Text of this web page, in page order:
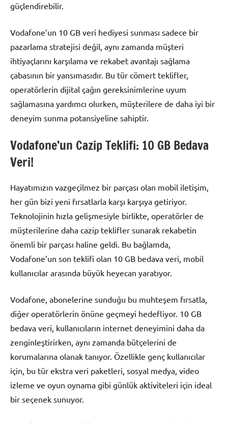
güçlendirebilir.
Vodafone’un 10 GB veri hediyesi sunması sadece bir
pazarlama stratejisi değil, aynı zamanda müşteri
ihtiyaçlarını karşılama ve rekabet avantajı sağlama
çabasının bir yansımasıdır. Bu tür cömert teklifler,
operatörlerin dijital çağın gereksinimlerine uyum
sağlamasına yardımcı olurken, müşterilere de daha iyi bir
deneyim sunma potansiyeline sahiptir.
Vodafone’un Cazip Teklifi: 10 GB Bedava
Veri!
Hayatımızın vazgeçilmez bir parçası olan mobil iletişim,
her gün bizi yeni fırsatlarla karşı karşıya getiriyor.
Teknolojinin hızla gelişmesiyle birlikte, operatörler de
müşterilerine daha cazip teklifler sunarak rekabetin
önemli bir parçası haline geldi. Bu bağlamda,
Vodafone’un son teklifi olan 10 GB bedava veri, mobil
kullanıcılar arasında büyük heyecan yaratıyor.
Vodafone, abonelerine sunduğu bu muhteşem fırsatla,
diğer operatörlerin önüne geçmeyi hedefliyor. 10 GB
bedava veri, kullanıcıların internet deneyimini daha da
zenginleştirirken, aynı zamanda bütçelerini de
korumalarına olanak tanıyor. Özellikle genç kullanıcılar
için, bu tür ekstra veri paketleri, sosyal medya, video
izleme ve oyun oynama gibi günlük aktiviteleri için ideal
bir seçenek sunuyor.